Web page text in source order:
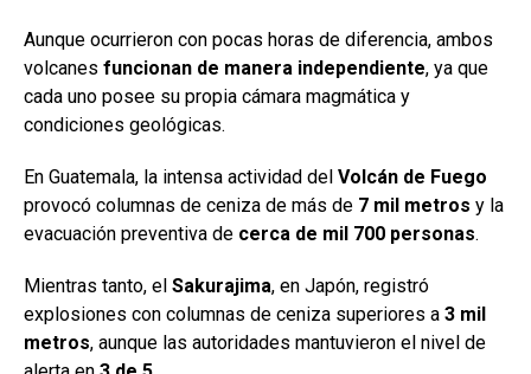
Aunque ocurrieron con pocas horas de diferencia, ambos
volcanes funcionan de manera independiente, ya que
cada uno posee su propia cámara magmática y
condiciones geológicas.
En Guatemala, la intensa actividad del Volcán de Fuego
provocó columnas de ceniza de más de 7 mil metros y la
evacuación preventiva de cerca de mil 700 personas.
Mientras tanto, el Sakurajima, en Japón, registró
explosiones con columnas de ceniza superiores a 3 mil
metros, aunque las autoridades mantuvieron el nivel de